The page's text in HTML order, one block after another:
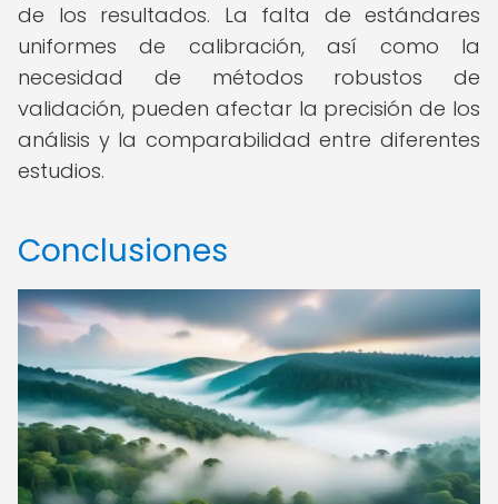
de los resultados. La falta de estándares
uniformes de calibración, así como la
necesidad de métodos robustos de
validación, pueden afectar la precisión de los
análisis y la comparabilidad entre diferentes
estudios.
Conclusiones